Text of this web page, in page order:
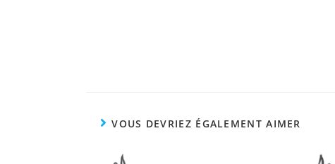
VOUS DEVRIEZ ÉGALEMENT AIMER